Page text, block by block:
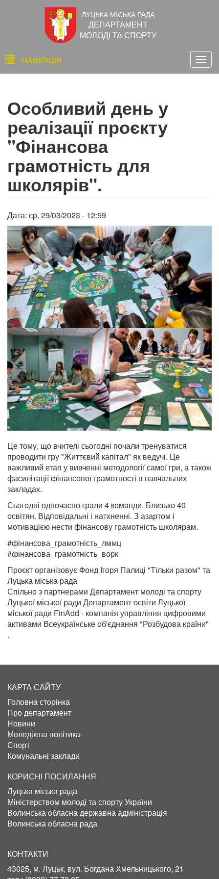
ЛУЦЬКА МІСЬКА РАДА
ДЕПАРТАМЕНТ
МОЛОДІ ТА СПОРТУ
Основна
навіґація
НАВІҐАЦІЯ
Особливий день у
реалізації проєкту
"Фінансова
грамотність для
школярів".
Дата: ср, 29/03/2023 - 12:59
Це тому, що вчителі сьогодні почали тренуватися
проводити гру "Життєвий капітал" як ведучі. Це
важливий етап у вивченні методології самої гри, а також
фасилітації фінансової грамотності в навчальних
закладах.
Сьогодні одночасно грали 4 команди. Близько 40
освітян. Відповідальні і натхненні. З азартом і
мотивацією нести фінансову грамотність школярам.
#фінансова_грамотність_лммц
#фінансова_грамотність_ворк
Проєкт організовує Фонд Ігоря Палиці "Тільки разoм" та
Луцька міська рада
Спільно з партнерами Департамент молоді та спорту
Луцької міської ради Департамент освіти Луцької
міської ради FinAdd - компанія управління цифровими
активами Всеукраїнське об'єднання "Розбудова країни"
.
КАРТА САЙТУ
Головна сторінка
Про департамент
Новини
Молодіжна політика
Спорт
Комунальні заклади
КОРИСНІ ПОСИЛАННЯ
Луцька міська рада
Міністерством молоді та спорту України
Волинська обласна державна адміністрація
Волинська обласна рада
КОНТАКТИ
43025, м. Луцьк, вул. Богдана Хмельницького, 21